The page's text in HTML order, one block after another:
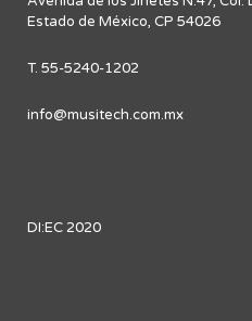
Estado de México, CP 54026
T. 55-5240-1202
info@musitech.com.mx
DI:EC 2020